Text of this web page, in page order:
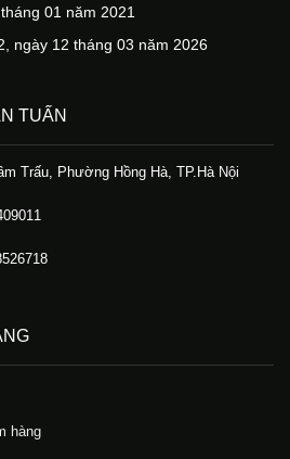
01 năm 2021
ngày 12 tháng 03 năm 2026
TUẤN
Trấu, Phường Hồng Hà, TP.Hà Nội
hàng